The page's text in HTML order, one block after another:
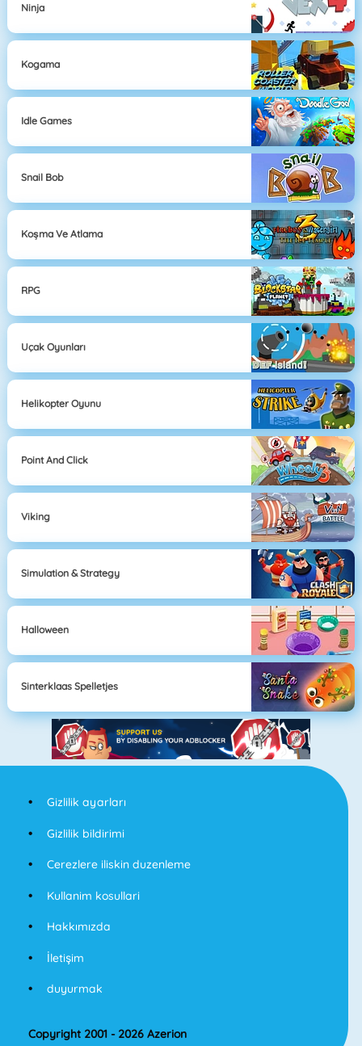
Ninja
Kogama
Idle Games
Snail Bob
Koşma Ve Atlama
RPG
Uçak Oyunları
Helikopter Oyunu
Point And Click
Viking
Simulation & Strategy
Halloween
Sinterklaas Spelletjes
Gizlilik ayarları
Gizlilik bildirimi
Cerezlere iliskin duzenleme
Kullanim kosullari
Hakkımızda
İletişim
duyurmak
Copyright 2001 - 2026 Azerion